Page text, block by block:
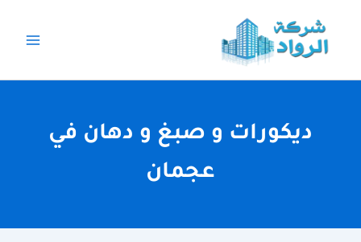
المحتوى
ديكورات و صبغ و دهان في
عجمان